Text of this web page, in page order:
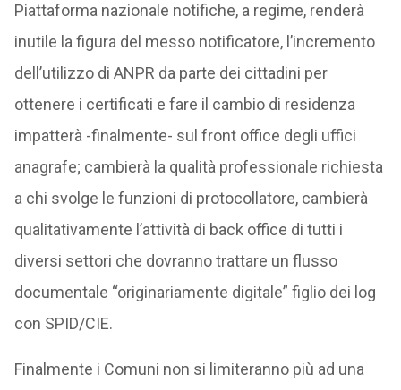
Piattaforma nazionale notifiche, a regime, renderà
inutile la figura del messo notificatore, l’incremento
dell’utilizzo di ANPR da parte dei cittadini per
ottenere i certificati e fare il cambio di residenza
impatterà -finalmente- sul front office degli uffici
anagrafe; cambierà la qualità professionale richiesta
a chi svolge le funzioni di protocollatore, cambierà
qualitativamente l’attività di back office di tutti i
diversi settori che dovranno trattare un flusso
documentale “originariamente digitale” figlio dei log
con SPID/CIE.
Finalmente i Comuni non si limiteranno più ad una